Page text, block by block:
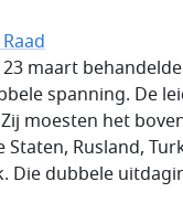
maart
spanning. De
moesten het
Staten, Rusland,
Die dubbele